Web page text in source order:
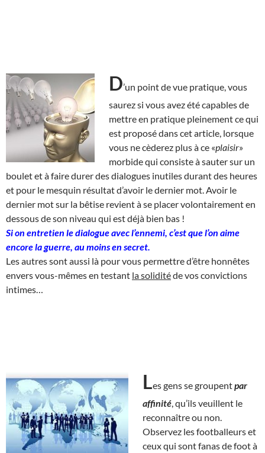
D’un point de vue pratique, vous
saurez si vous avez été capables de
mettre en pratique pleinement ce qui
est proposé dans cet article, lorsque
vous ne cèderez plus à ce «plaisir»
morbide qui consiste à sauter sur un
boulet et à faire durer des dialogues inutiles durant des heures
et pour le mesquin résultat d’avoir le dernier mot. Avoir le
dernier mot sur la bêtise revient à se placer volontairement en
dessous de son niveau qui est déjà bien bas !
Si on entretien le dialogue avec l’ennemi, c’est que l’on aime
encore la guerre, au moins en secret.
Les autres sont aussi là pour vous permettre d’être honnêtes
envers vous-mêmes en testant la soliditéde vos convictions
intimes…
Les gens se groupentpar
affinité , qu’ils veuillent le
reconnaître ou non.
Observez les footballeurs et
ceux qui sont fanas de foot à